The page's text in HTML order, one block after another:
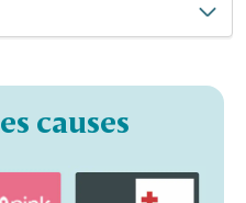
causes